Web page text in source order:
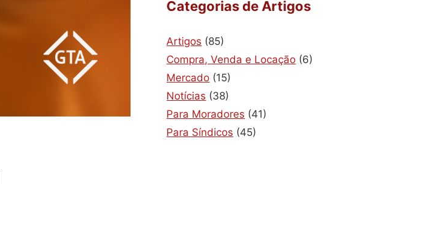
Categorias de Artigos
Artigos (85)
Compra, Venda e Locação (6)
Mercado (15)
Notícias (38)
Para Moradores (41)
Para Síndicos (45)